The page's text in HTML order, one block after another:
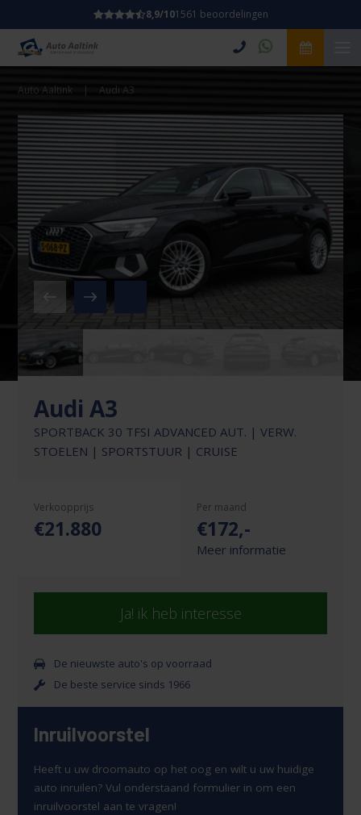
8,9/101561 beoordelingen
Auto Aaltink | Audi A3
Audi A3
SPORTBACK 30 TFSI ADVANCED AUT. | VERW.
STOELEN | SPORTSTUUR | CRUISE
Verkoopprijs
€21.880
Per maand
€172,-
Meer informatie
Ja! ik heb interesse
De nieuwste auto's op voorraad
De beste service sinds 1966
Inruilvoorstel
Heeft u uw droomauto op het oog en wilt u uw huidige
auto inruilen? Vul onderstaand formulier in om een
inruilvoorstel aan te vragen!